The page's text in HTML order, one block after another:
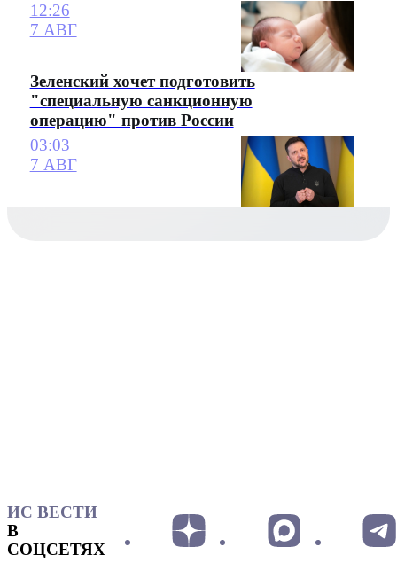
12:26
7 АВГ
Зеленский хочет подготовить
"специальную санкционную
операцию" против России
03:03
7 АВГ
ИС ВЕСТИ
В
СОЦСЕТЯХ